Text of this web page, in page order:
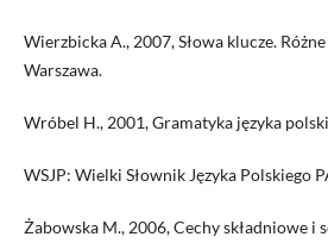
Wierzbicka A., 2007, Słowa klucze.
Warszawa.
Wróbel H., 2001, Gramatyka języka
WSJP: Wielki Słownik Języka Polskiego
Żabowska M., 2006, Cechy składniowe i